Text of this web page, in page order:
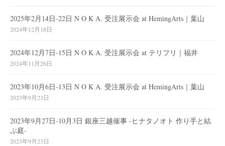
2025年2月14日-22日 N O K A. 受注展示会 at HemingArts｜葉山
2024年12月18日
2024年12月7日-15日 N O K A. 受注展示会 at テリフリ｜福井
2024年11月26日
2023年10月6日-13日 N O K A. 受注展示会 at HemingArts｜葉山
2023年9月23日
2023年9月27日-10月3日 銀座三越催事 -ヒナタノオト 作り手と結
ぶ庭-
2023年9月23日